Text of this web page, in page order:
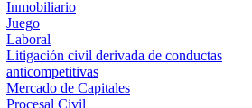
Inmobiliario
Juego
Laboral
Litigación civil derivada de conductas
anticompetitivas
Mercado de Capitales
Procesal Civil